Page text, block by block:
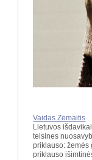
Vaidas Zemaitis
Lietuvos
teisines
priklauso: žemės
priklauso